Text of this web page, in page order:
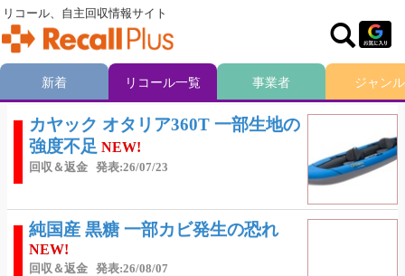
カヤック オタリア360T 一部生地の
強度不足 NEW!
回収＆返金 発表:26/07/23
純国産 黒糖 一部カビ発生の恐れ
NEW!
回収＆返金 発表:26/08/07
リコール、自主回収情報サイト
新着 リコール一覧 事業者 ジャンル